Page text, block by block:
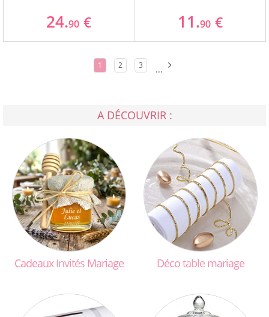
24.90 € 11.90 €
1 2 3 ...
A DÉCOUVRIR :
CadeauxInvitésMariage Décotablemariage